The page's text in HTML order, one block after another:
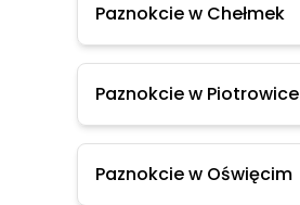
Paznokcie w Chełmek
Paznokcie w Piotrowice
Paznokcie w Oświęcim